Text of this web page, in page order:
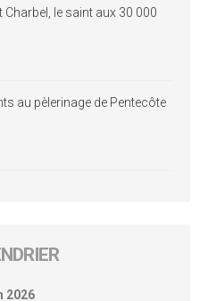
le saint aux 30 000
au pèlerinage de Pentecôte
2026